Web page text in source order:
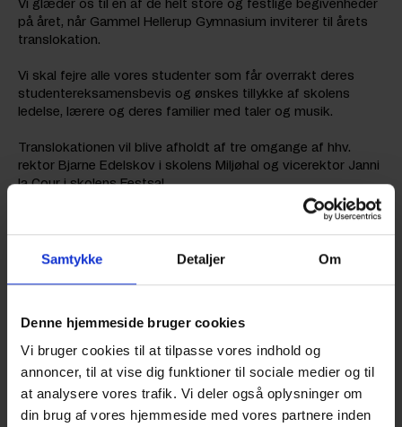
Samtykke Detaljer Om
Denne hjemmeside bruger cookies
Vi bruger cookies til at tilpasse vores indhold og
annoncer, til at vise dig funktioner til sociale medier og til
at analysere vores trafik. Vi deler også oplysninger om
din brug af vores hjemmeside med vores partnere inden
Vi glæder os til en af de helt store og festlige begivenheder
på året, når Gammel Hellerup Gymnasium inviterer til årets
translokation.
Vi skal fejre alle vores studenter som får overrakt deres
studentereksamensbevis og ønskes tillykke af skolens
ledelse, lærere og deres familier med taler og musik.
Translokationen vil blive afholdt af tre omgange af hhv.
rektor Bjarne Edelskov i skolens Miljøhal og vicerektor Janni
la Cour i skolens Festsal.
Program
3.e og 3.u i hallen
Kl. 10.00
3.f og 3.h i hallen
3.k og 3.n i salen